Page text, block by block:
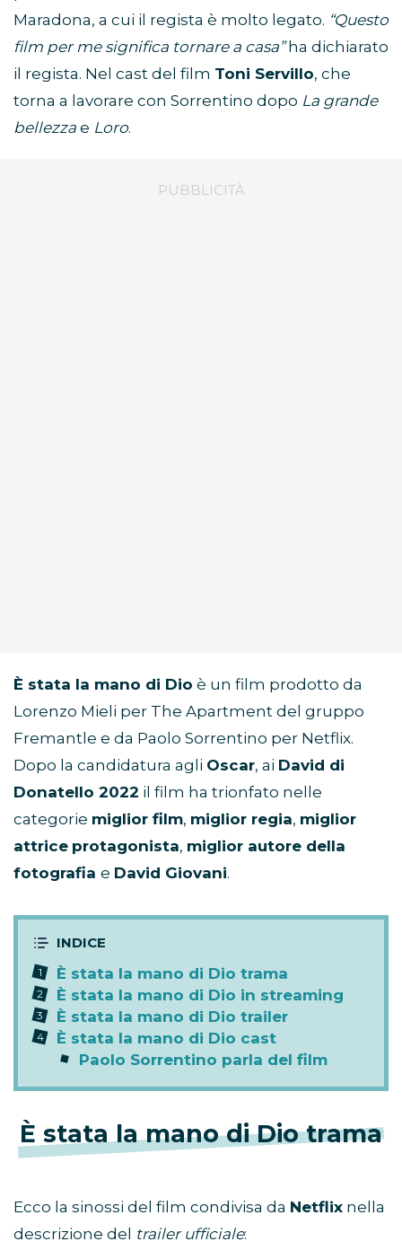
Maradona, a cui il regista è molto legato. “Questo
film per me significa tornare a casa” ha dichiarato
il regista. Nel cast del film Toni Servillo, che
torna a lavorare con Sorrentino dopo La grande
bellezza e Loro.
È stata la mano di Dio è un film prodotto da
Lorenzo Mieli per The Apartment del gruppo
Fremantle e da Paolo Sorrentino per Netflix.
Dopo la candidatura agli Oscar, ai David di
Donatello 2022 il film ha trionfato nelle
categorie miglior film, miglior regia, miglior
attrice protagonista, miglior autore della
fotografia e David Giovani.
È stata la mano di Dio trama
È stata la mano di Dio in streaming
È stata la mano di Dio trailer
È stata la mano di Dio cast
Paolo Sorrentino parla del film
È stata la mano di Dio trama
Ecco la sinossi del film condivisa da Netflix nella
descrizione del trailer ufficiale: